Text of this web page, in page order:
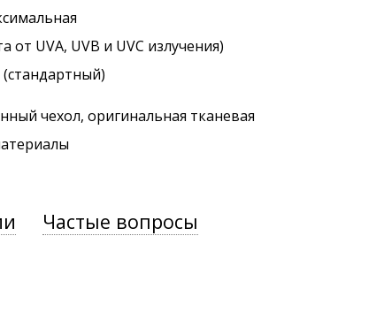
от UVA, UVB и UVC излучения)
чехол, оригинальная тканевая
Частые вопросы